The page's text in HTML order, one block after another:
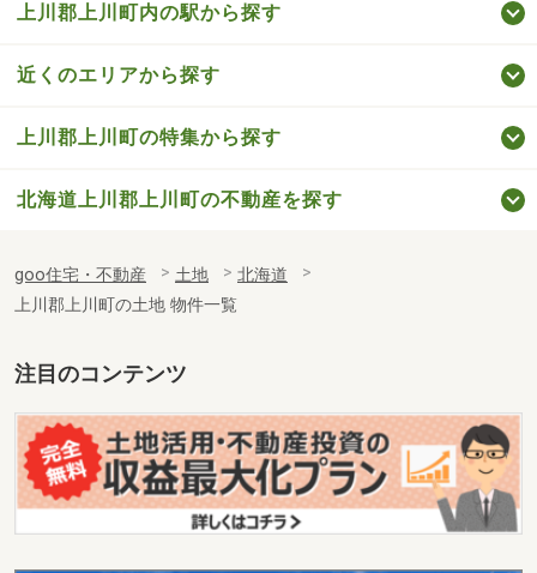
上川郡上川町内の駅から探す
近くのエリアから探す
上川郡上川町の特集から探す
北海道上川郡上川町の不動産を探す
goo住宅・不動産 土地
北海道
上川郡上川町の土地 物件一覧
注目のコンテンツ